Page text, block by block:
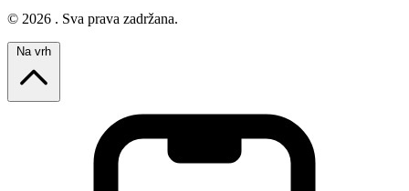
© 2026 . Sva prava zadržana.